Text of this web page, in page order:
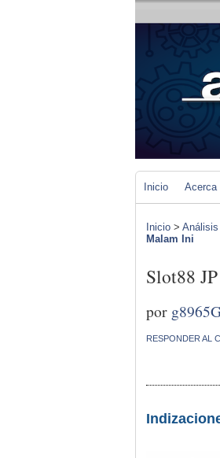
Inicio Acerca
Inicio >
Malam Ini
Slot88
por
RESPONDER AL